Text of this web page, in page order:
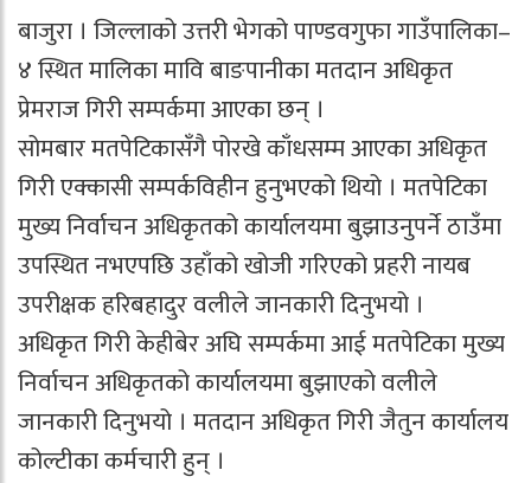
बाजुरा । जिल्लाको उत्तरी भेगको पाण्डवगुफा गाउँपालिका–
४ स्थित मालिका मावि बाङपानीका मतदान अधिकृत
प्रेमराज गिरी सम्पर्कमा आएका छन् ।
सोमबार मतपेटिकासँगै पोरखे काँधसम्म आएका अधिकृत
गिरी एक्कासी सम्पर्कविहीन हुनुभएको थियो । मतपेटिका
मुख्य निर्वाचन अधिकृतको कार्यालयमा बुझाउनुपर्ने ठाउँमा
उपस्थित नभएपछि उहाँको खोजी गरिएको प्रहरी नायब
उपरीक्षक हरिबहादुर वलीले जानकारी दिनुभयो ।
अधिकृत गिरी केहीबेर अघि सम्पर्कमा आई मतपेटिका मुख्य
निर्वाचन अधिकृतको कार्यालयमा बुझाएको वलीले
जानकारी दिनुभयो । मतदान अधिकृत गिरी जैतुन कार्यालय
कोल्टीका कर्मचारी हुन् ।